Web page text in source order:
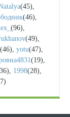
(45),
(46),
(96),
(49),
(46), yotu(47),
(19),
, 1998(28),